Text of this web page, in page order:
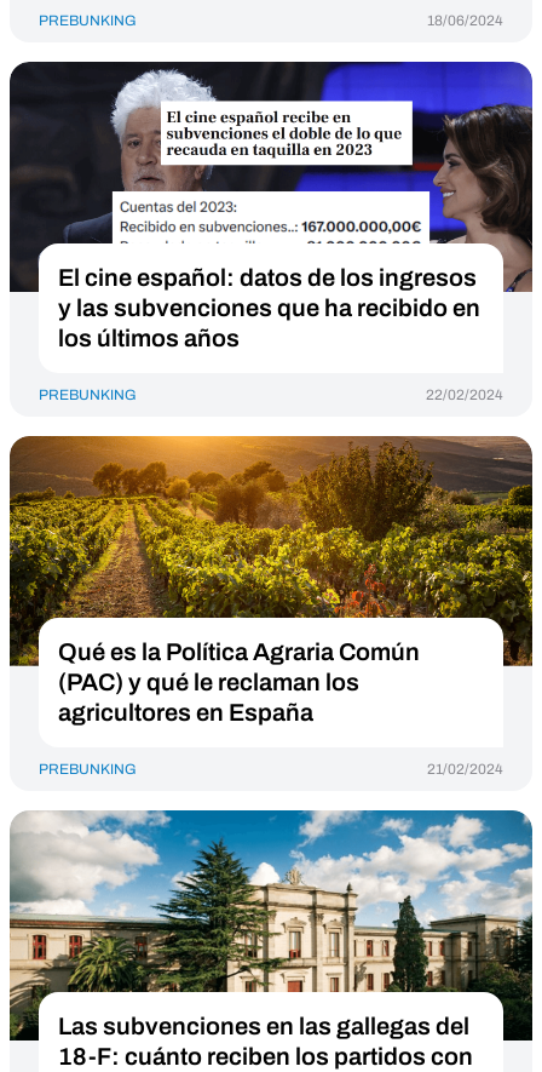
PREBUNKING 18/06/2024
El cine español: datos de los ingresos
y las subvenciones que ha recibido en
los últimos años
PREBUNKING 22/02/2024
Qué es la Política Agraria Común
(PAC) y qué le reclaman los
agricultores en España
PREBUNKING 21/02/2024
Las subvenciones en las gallegas del
18-F: cuánto reciben los partidos con